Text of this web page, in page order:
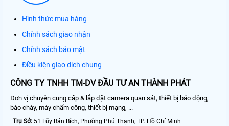
Hình thức mua hàng
Chính sách giao nhận
Chính sách bảo mật
Điều kiện giao dịch chung
CÔNG TY TNHH TM-DV ĐẦU TƯ AN THÀNH PHÁT
Đơn vị chuyên cung cấp & lắp đặt camera quan sát, thiết bị báo động,
báo cháy, máy chấm công, thiết bị mạng, ...
Trụ Sở: 51 Lũy Bán Bích, Phường Phú Thạnh, TP. Hồ Chí Minh